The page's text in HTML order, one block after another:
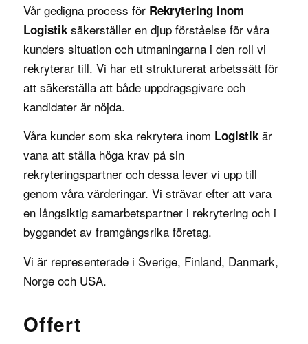
Vår gedigna process för Rekrytering inom
Logistiksäkerställer en djup förståelse för våra
kunders situation och utmaningarna i den roll vi
rekryterar till. Vi har ett strukturerat arbetssätt för
att säkerställa att både uppdragsgivare och
kandidater är nöjda.
Våra kunder som ska rekrytera inom Logistikär
vana att ställa höga krav på sin
rekryteringspartner och dessa lever vi upp till
genom våra värderingar. Vi strävar efter att vara
en långsiktig samarbetspartner i rekrytering och i
byggandet av framgångsrika företag.
Vi är representerade i Sverige, Finland, Danmark,
Norgeoch USA.
Offert